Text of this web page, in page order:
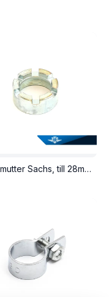
Avgasmutter Sachs, till 28mm avgasrör. Gänga M35x2.